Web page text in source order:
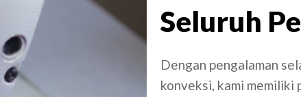
Seluruh
Dengan pengalaman
konveksi, kami memiliki